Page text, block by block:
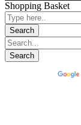
Shopping Basket